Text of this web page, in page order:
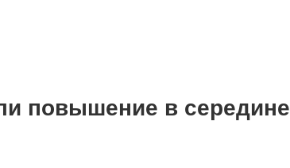
повышение в середине